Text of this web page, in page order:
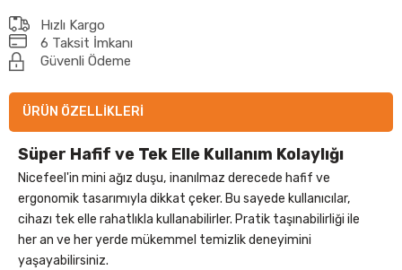
Hızlı Kargo
6 Taksit İmkanı
Güvenli Ödeme
ÜRÜN ÖZELLIKLERI
Süper Hafif ve Tek Elle Kullanım Kolaylığı
Nicefeel'in mini ağız duşu, inanılmaz derecede hafif ve
ergonomik tasarımıyla dikkat çeker. Bu sayede kullanıcılar,
cihazı tek elle rahatlıkla kullanabilirler. Pratik taşınabilirliği ile
her an ve her yerde mükemmel temizlik deneyimini
yaşayabilirsiniz.